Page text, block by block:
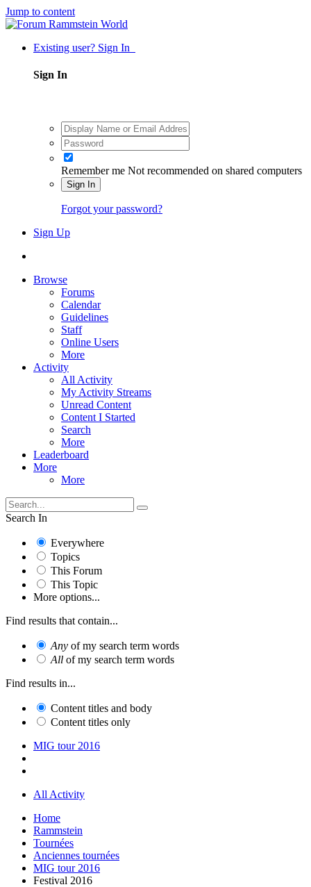
Jump to content
Existing user? Sign In
Sign In
Remember me Not recommended on shared computers
Sign In
Forgot your password?
Sign Up
Browse
Forums
Calendar
Guidelines
Staff
Online Users
More
Activity
All Activity
My Activity Streams
Unread Content
Content I Started
Search
More
Leaderboard
More
More
Search In
Everywhere
Topics
This Forum
This Topic
More options...
Find results that contain...
Any of my search term words
All of my search term words
Find results in...
Content titles and body
Content titles only
MIG tour 2016
All Activity
Home
Rammstein
Tournées
Anciennes tournées
MIG tour 2016
Festival 2016